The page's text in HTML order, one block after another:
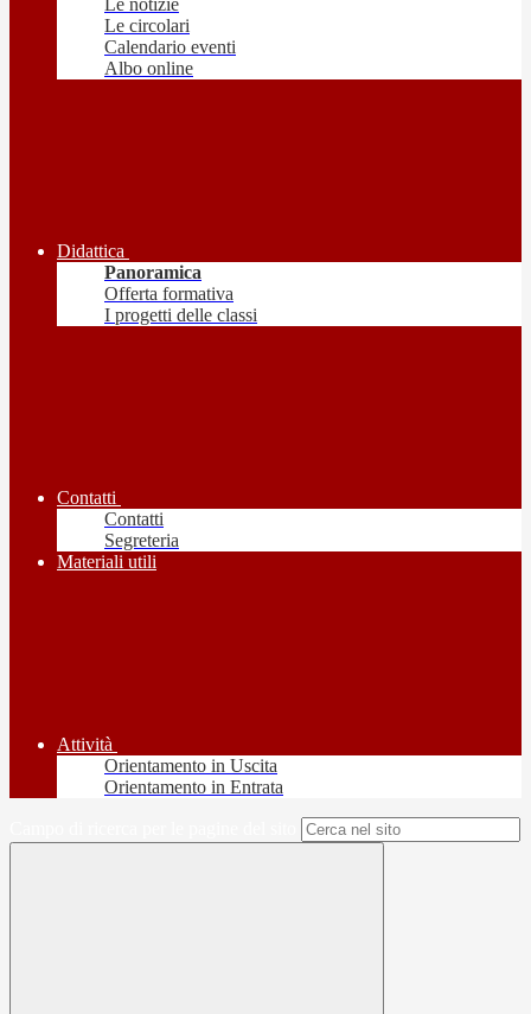
Le notizie
Le circolari
Calendario eventi
Albo online
Didattica
Panoramica
Offerta formativa
I progetti delle classi
Contatti
Contatti
Segreteria
Materiali utili
Attività
Orientamento in Uscita
Orientamento in Entrata